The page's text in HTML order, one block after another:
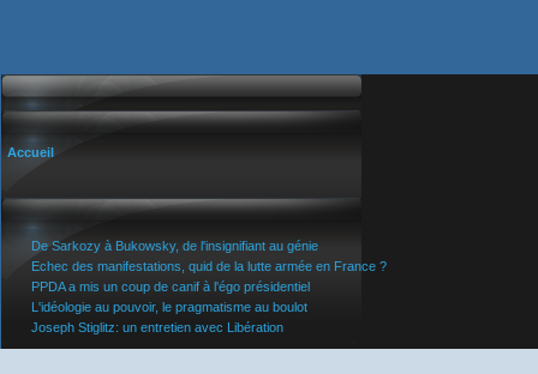
Accueil
De Sarkozy à Bukowsky, de l'insignifiant au génie
Echec des manifestations, quid de la lutte armée en France ?
PPDA a mis un coup de canif à l'égo présidentiel
L'idéologie au pouvoir, le pragmatisme au boulot
Joseph Stiglitz: un entretien avec Libération